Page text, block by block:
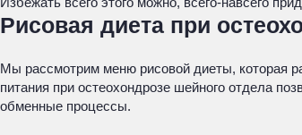
Рисовая диета при
Мы рассмотрим меню рисовой диеты, которая
питания при остеохондрозе шейного отдела
обменные процессы.